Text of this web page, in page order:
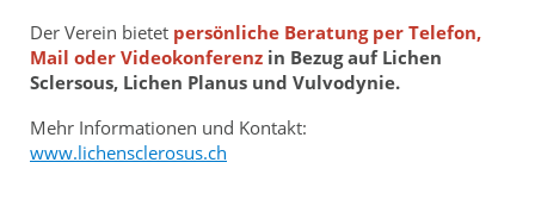
Der Verein bietet persönliche Beratung per Telefon,
Mail oder Videokonferenz in Bezug auf Lichen
Sclersous, Lichen Planus und Vulvodynie.
Mehr Informationen und Kontakt:
www.lichensclerosus.ch